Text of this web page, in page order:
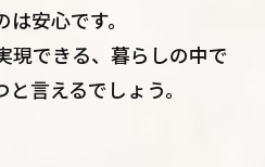
安心です。
現できる、暮らしの中で
言えるでしょう。